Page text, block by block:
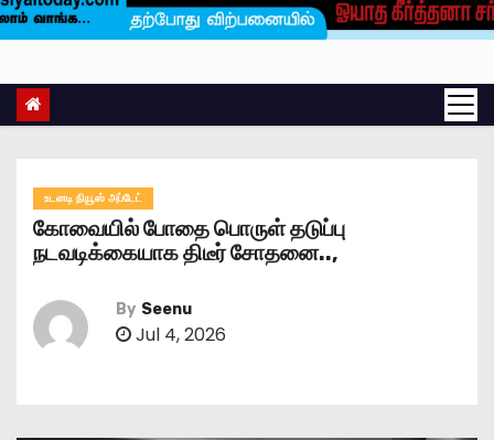
உடனடி நியூஸ் அப்டேட்
கோவையில் போதை பொருள் தடுப்பு
நடவடிக்கையாக திடீர் சோதனை..,
By Seenu
Jul 4, 2026